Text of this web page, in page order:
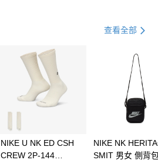
21家銀行
第一商業銀行
彰化商業銀行
查看全部
NIKE U NK ED CSH
CREW 2P-144
NIKE NK
SMIT 男女 側背